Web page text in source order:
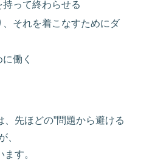
って終わらせる
それを着こなすためにダ
働く
先ほどの”問題から避ける
、
す。